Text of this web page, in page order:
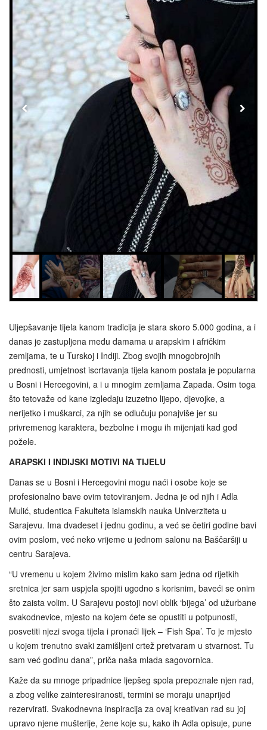
Uljepšavanje tijela kanom tradicija je stara skoro 5.000 godina, a i
danas je zastupljena među damama u arapskim i afričkim
zemljama, te u Turskoj i Indiji. Zbog svojih mnogobrojnih
prednosti, umjetnost iscrtavanja tijela kanom postala je popularna
u Bosni i Hercegovini, a i u mnogim zemljama Zapada. Osim toga
što tetovaže od kane izgledaju izuzetno lijepo, djevojke, a
nerijetko i muškarci, za njih se odlučuju ponajviše jer su
privremenog karaktera, bezbolne i mogu ih mijenjati kad god
požele.
ARAPSKI I INDIJSKI MOTIVI NA TIJELU
Danas se u Bosni i Hercegovini mogu naći i osobe koje se
profesionalno bave ovim tetoviranjem. Jedna je od njih i Adla
Mulić, studentica Fakulteta islamskih nauka Univerziteta u
Sarajevu. Ima dvadeset i jednu godinu, a već se četiri godine bavi
ovim poslom, već neko vrijeme u jednom salonu na Baščaršiji u
centru Sarajeva.
“U vremenu u kojem živimo mislim kako sam jedna od rijetkih
sretnica jer sam uspjela spojiti ugodno s korisnim, baveći se onim
što zaista volim. U Sarajevu postoji novi oblik ‘bijega’ od užurbane
svakodnevice, mjesto na kojem ćete se opustiti u potpunosti,
posvetiti njezi svoga tijela i pronaći lijek – ‘Fish Spa’. To je mjesto
u kojem trenutno svaki zamišljeni crtež pretvaram u stvarnost. Tu
sam već godinu dana”, priča naša mlada sagovornica.
Kaže da su mnoge pripadnice ljepšeg spola prepoznale njen rad,
a zbog velike zainteresiranosti, termini se moraju unaprijed
rezervirati. Svakodnevna inspiracija za ovaj kreativan rad su joj
upravo njene mušterije, žene koje su, kako ih Adla opisuje, pune